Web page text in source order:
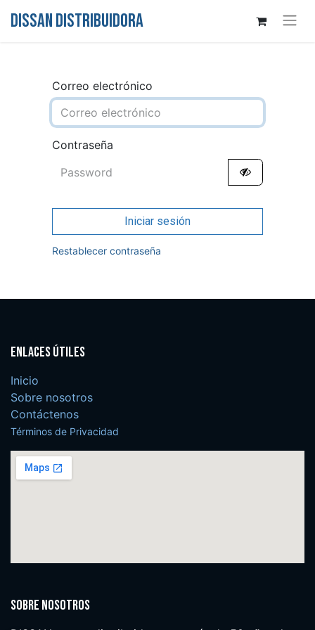
DISSAN DISTRIBUIDORA
Correo electrónico
Contraseña
Iniciar sesión
Restablecer contraseña
Enlaces útiles
Inicio
Sobre nosotros
Contáctenos
Términos de Privacidad
Sobre nosotros